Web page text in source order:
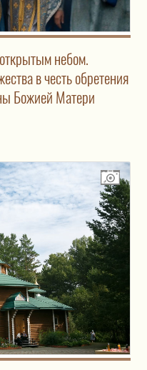
небом.
в честь обретения
Божией Матери